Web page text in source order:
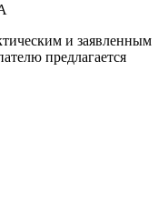
и заявленным
предлагается